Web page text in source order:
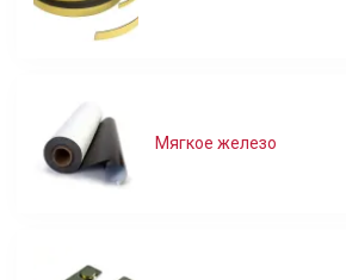
Мягкое железо